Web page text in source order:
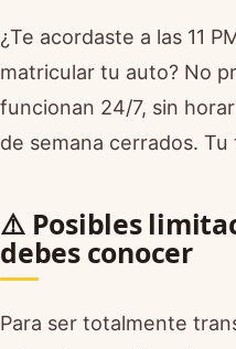
¿Te acordaste a las 11
matricular tu auto? No
funcionan 24/7, sin
de semana cerrados.
⚠️ Posibles
debes conocer
Para ser totalmente